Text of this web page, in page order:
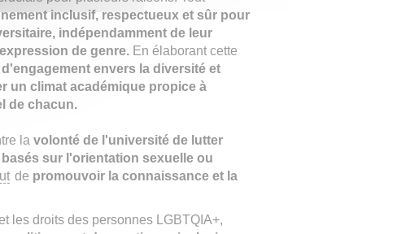
inclusif, respectueux et sûr pour
indépendamment de leur
de genre.En élaborant cette
envers la diversité et
un climat académique propice à
de chacun.
la volonté de l'université de lutter
sur l'orientation sexuelle ou
de promouvoir la connaissance et la
les droits des personnes LGBTQIA+,